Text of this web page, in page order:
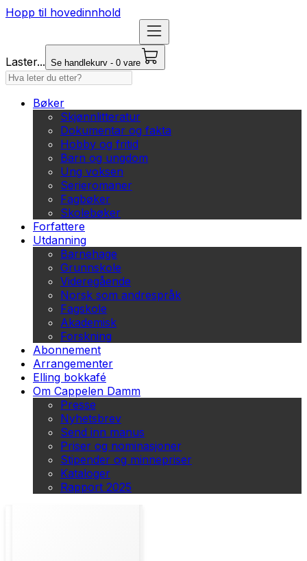
Hopp til hovedinnhold
Laster... Se handlekurv - 0 vare
Bøker
Skjønnlitteratur
Dokumentar og fakta
Hobby og fritid
Barn og ungdom
Ung voksen
Serieromaner
Fagbøker
Skolebøker
Forfattere
Utdanning
Barnehage
Grunnskole
Videregående
Norsk som andrespråk
Fagskole
Akademisk
Forskning
Abonnement
Arrangementer
Elling bokkafé
Om Cappelen Damm
Presse
Nyhetsbrev
Send inn manus
Priser og nominasjoner
Stipender og minnepriser
Kataloger
Rapport 2025